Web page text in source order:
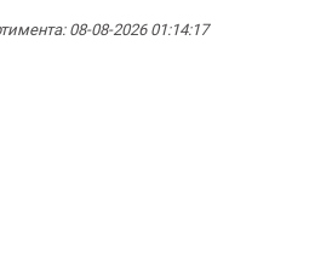
08-08-2026 01:14:17